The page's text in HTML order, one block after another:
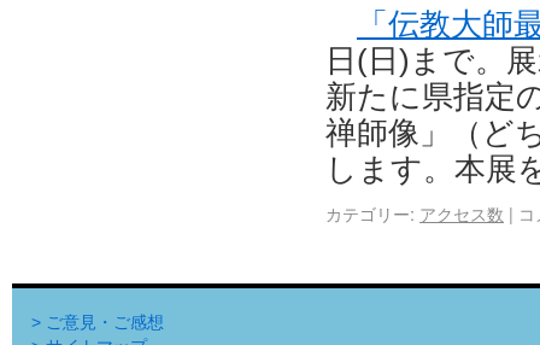
「伝教大師
日(日)まで。
新たに県指定
禅師像」（ど
します。本展
カテゴリー: アクセス数 |
> ご意見・ご感想